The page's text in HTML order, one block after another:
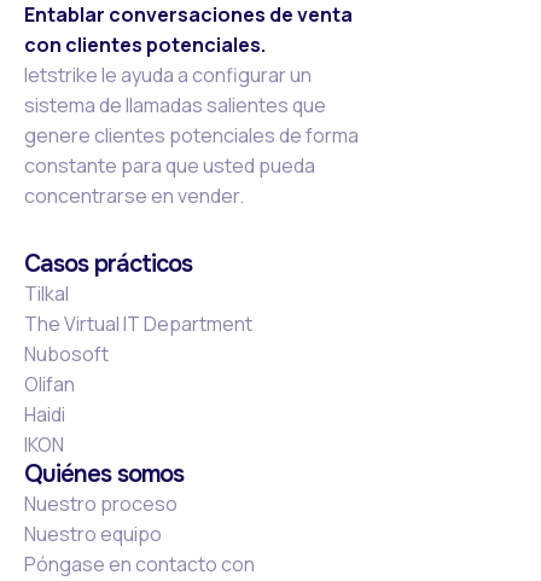
Entablar conversaciones de venta
con clientes potenciales.
letstrike le ayuda a configurar un
sistema de llamadas salientes que
genere clientes potenciales de forma
constante para que usted pueda
concentrarse en vender.
Casos prácticos
Tilkal
The Virtual IT Department
Nubosoft
Olifan
Haidi
IKON
Quiénes somos
Nuestro proceso
Nuestro equipo
Póngase en contacto con